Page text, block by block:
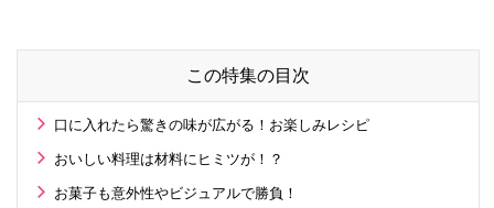
この特集の目次
口に入れたら驚きの味が広がる！お楽しみレシピ
おいしい料理は材料にヒミツが！？
お菓子も意外性やビジュアルで勝負！